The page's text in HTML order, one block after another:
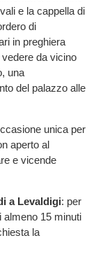
e la cappella di
di
in preghiera
da vicino
una
del palazzo alle
unica per
aperto al
e vicende
a Levaldigi: per
almeno 15 minuti
la